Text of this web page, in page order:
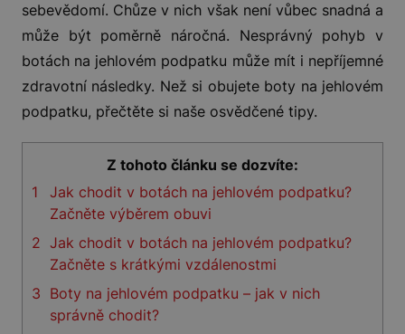
sebevědomí. Chůze v nich však není vůbec snadná a
může být poměrně náročná. Nesprávný pohyb v
botách na jehlovém podpatku může mít i nepříjemné
zdravotní následky. Než si obujete boty na jehlovém
podpatku, přečtěte si naše osvědčené tipy.
Z tohoto článku se dozvíte:
1
Jak chodit v botách na jehlovém podpatku?
Začněte výběrem obuvi
2 Jak chodit v botách na jehlovém podpatku?
Začněte s krátkými vzdálenostmi
3 Boty na jehlovém podpatku – jak v nich
správně chodit?